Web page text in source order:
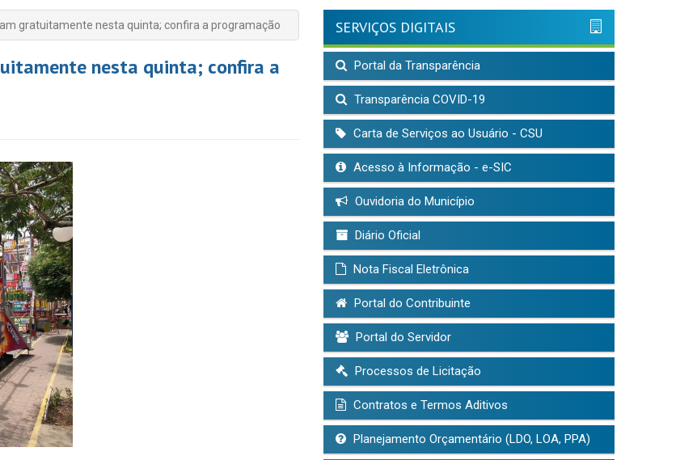
gratuitamente nesta quinta; confira a programação
nesta quinta; confira a
SERVIÇOS DIGITAIS
Portal da Transparência
Transparência COVID-19
Carta de Serviços ao Usuário - CSU
Acesso à Informação - e-SIC
Ouvidoria do Município
Diário Oficial
Nota Fiscal Eletrônica
Portal do Contribuinte
Portal do Servidor
Processos de Licitação
Contratos e Termos Aditivos
Planejamento Orçamentário (LDO, LOA, PPA)